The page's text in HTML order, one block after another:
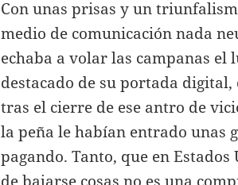
Con unas prisas y un
medio de comunicación nada
echaba a volar las campanas el
destacado de su portada
tras el cierre de ese antro de
la peña le habían entrado unas
pagando. Tanto, que en